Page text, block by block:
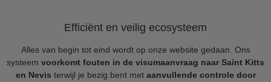
Efficiënt en veilig ecosysteem
Alles van begin tot eind wordt op onze website gedaan. Ons
systeem voorkomt fouten in de visumaanvraag naar Saint Kitts
en Nevis terwijl je bezig bent met aanvullende controle door